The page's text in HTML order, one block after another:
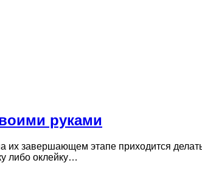
руками
их завершающем этапе приходится
либо оклейку…